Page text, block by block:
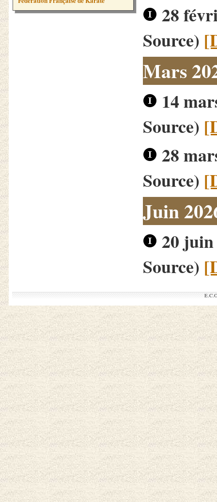
28
Source)
Mars
14
Source)
28
Source)
Juin
20
Source)